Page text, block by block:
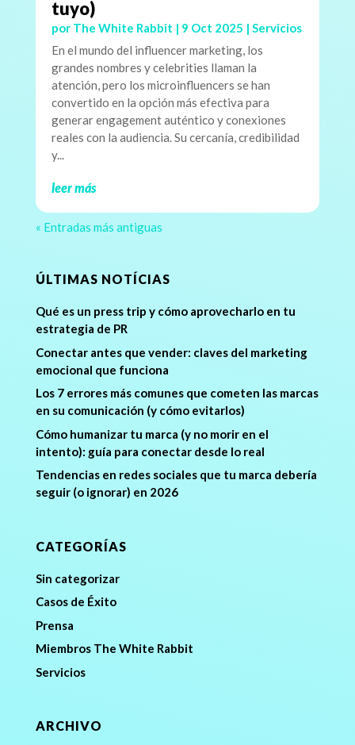
tuyo)
por The White Rabbit | 9 Oct 2025 | Servicios
En el mundo del influencer marketing, los
grandes nombres y celebrities llaman la
atención, pero los microinfluencers se han
convertido en la opción más efectiva para
generar engagement auténtico y conexiones
reales con la audiencia. Su cercanía, credibilidad
y...
leer más
« Entradas más antiguas
ÚLTIMAS NOTÍCIAS
Qué es un press trip y cómo aprovecharlo en tu
estrategia de PR
Conectar antes que vender: claves del marketing
emocional que funciona
Los 7 errores más comunes que cometen las marcas
en su comunicación (y cómo evitarlos)
Cómo humanizar tu marca (y no morir en el
intento): guía para conectar desde lo real
Tendencias en redes sociales que tu marca debería
seguir (o ignorar) en 2026
CATEGORÍAS
Sin categorizar
Casos de Éxito
Prensa
Miembros The White Rabbit
Servicios
ARCHIVO